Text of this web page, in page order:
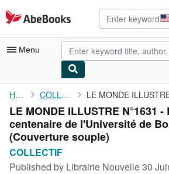
Skip to main content
AbeBooks.com
Menu
My Account
My Purchases
Advanced Search
Browse Collections
Home COLLECTIF
LE MONDE ILLUSTRE N°1631
centenaire de l'Université de
(Couverture souple)
COLLECTIF
Published by Librairie Nouvelle 30